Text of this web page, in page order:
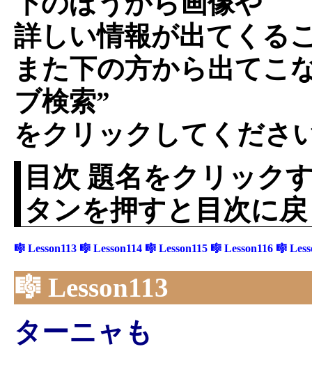
詳しい情報が出てくる
また下の方から出てこ
ブ検索”
をクリックしてくださ
目次 題名をクリック
タンを押すと目次に
🎼 Lesson113 🎼 Lesson114 🎼 Lesson115 🎼 Lesson116 🎼
🎼 Lesson113
ターニャも